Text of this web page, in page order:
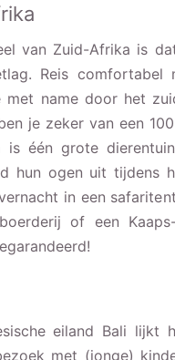
van Zuid-Afrika is
Reis comfortabel
met name door het
je zeker van een
is één grote
hun ogen uit tijdens
in een
of een
eiland Bali lijkt
met (jonge)